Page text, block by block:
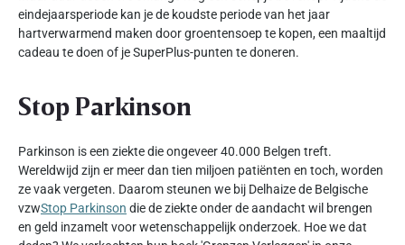
eindejaarsperiode kan je de koudste periode van het jaar
hartverwarmend maken door groentensoep te kopen, een maaltijd
cadeau te doen of je SuperPlus-punten te doneren.
Stop Parkinson
Parkinson is een ziekte die ongeveer 40.000 Belgen treft.
Wereldwijd zijn er meer dan tien miljoen patiënten en toch, worden
ze vaak vergeten. Daarom steunen we bij Delhaize de Belgische
vzwStop Parkinson die de ziekte onder de aandacht wil brengen
en geld inzamelt voor wetenschappelijk onderzoek. Hoe we dat